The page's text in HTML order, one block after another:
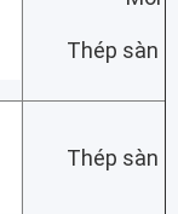
Thép sàn
Thép sàn